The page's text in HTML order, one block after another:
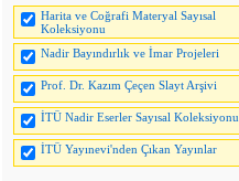
Harita ve Coğrafi Materyal Sayısal
Koleksiyonu
Nadir Bayındırlık ve İmar Projeleri
Prof. Dr. Kazım Çeçen Slayt Arşivi
İTÜ Nadir Eserler Sayısal Koleksiyonu
İTÜ Yayınevi'nden Çıkan Yayınlar